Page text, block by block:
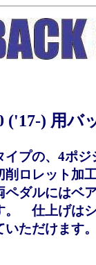
('17-) 用バ
イプの、4ポ
ロレット加
ダルにはベ
。 仕上げは
ただけます。